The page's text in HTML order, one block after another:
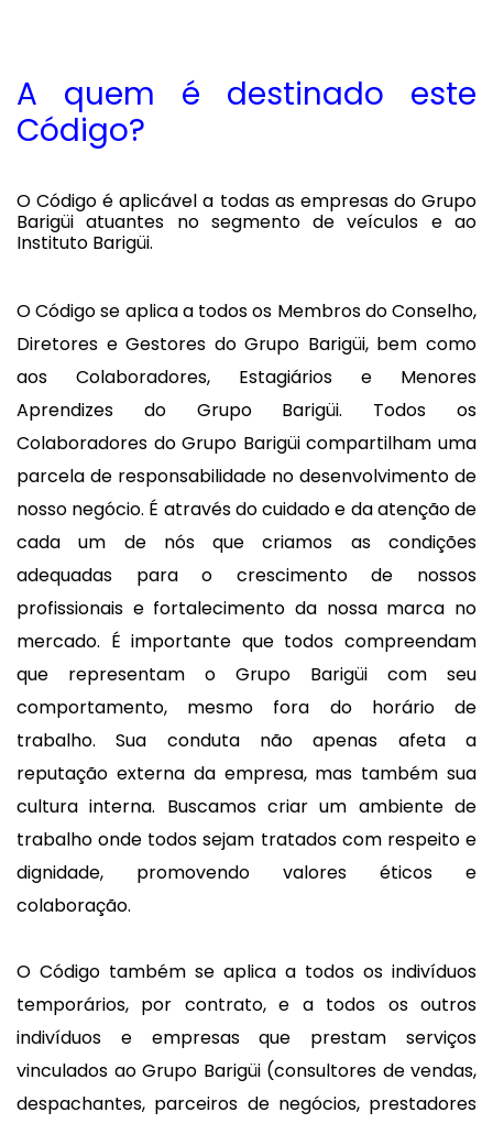
A quem é destinado este
Código?
O Código é aplicável a todas as empresas do Grupo
Barigüi atuantes no segmento de veículos e ao
Instituto Barigüi.
O Código se aplica a todos os Membros do Conselho,
Diretores e Gestores do Grupo Barigüi, bem como
aos Colaboradores, Estagiários e Menores
Aprendizes do Grupo Barigüi. Todos os
Colaboradores do Grupo Barigüi compartilham uma
parcela de responsabilidade no desenvolvimento de
nosso negócio. É através do cuidado e da atenção de
cada um de nós que criamos as condições
adequadas para o crescimento de nossos
profissionais e fortalecimento da nossa marca no
mercado. É importante que todos compreendam
que representam o Grupo Barigüi com seu
comportamento, mesmo fora do horário de
trabalho. Sua conduta não apenas afeta a
reputação externa da empresa, mas também sua
cultura interna. Buscamos criar um ambiente de
trabalho onde todos sejam tratados com respeito e
dignidade, promovendo valores éticos e
colaboração.
O Código também se aplica a todos os indivíduos
temporários, por contrato, e a todos os outros
indivíduos e empresas que prestam serviços
vinculados ao Grupo Barigüi (consultores de vendas,
despachantes, parceiros de negócios, prestadores